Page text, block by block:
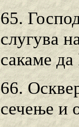
65.
слугува
сакаме
66.
сечење и